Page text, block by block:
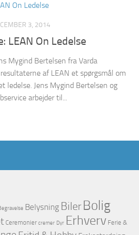
3, 2014
LEAN On Ledelse
Mygind Bertelsen fra Varda
resultaterne af LEAN et spørgsmål om
ledelse. Jens Mygind Bertelsen og
arbejder til...
Belysning BilerBolig
Ceremonier cremer Dyr Erhverv Ferie &